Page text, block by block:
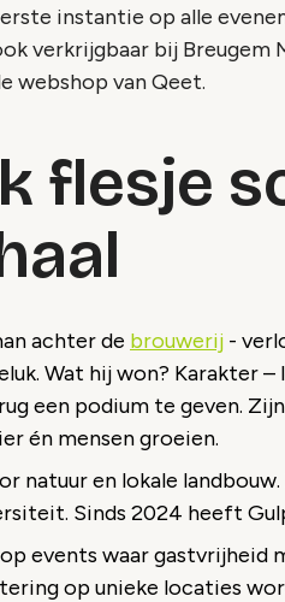
instantie op alle
verkrijgbaar bij
webshop van Qeet.
flesje
achter de brouwerij -
Wat hij won? Karakter
een podium te geven.
én mensen groeien.
natuur en lokale
Sinds 2024 heeft
events waar gastvrijheid
op unieke locaties